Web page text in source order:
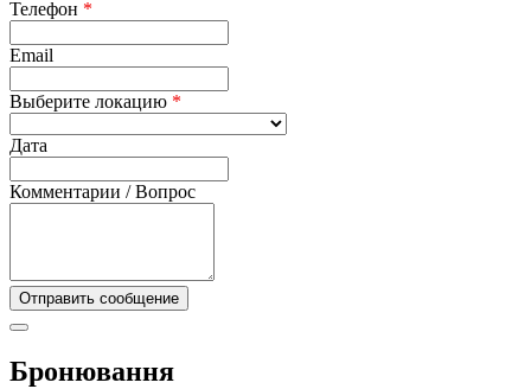
Телефон *
Email
Выберите локацию *
Дата
Комментарии / Вопрос
Бронювання